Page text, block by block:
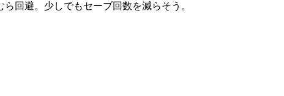
回避。少しでもセーブ回数を減らそう。